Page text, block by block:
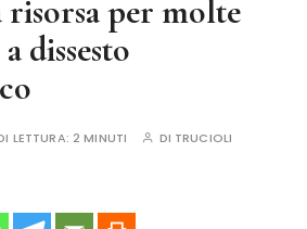
risorsa per molte
dissesto
LETTURA:2 MINUTI DI TRUCIOLI